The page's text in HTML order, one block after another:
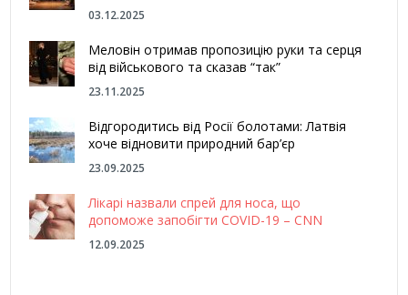
03.12.2025
Меловін отримав пропозицію руки та серця
від військового та сказав “так”
23.11.2025
Відгородитись від Росії болотами: Латвія
хоче відновити природний бар’єр
23.09.2025
Лікарі назвали спрей для носа, що
допоможе запобігти COVID-19 – CNN
12.09.2025